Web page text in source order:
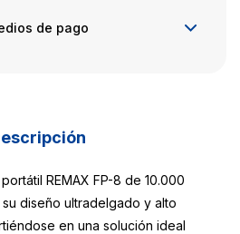
de pago
REMAX FP-8 de 10.000
diseño ultradelgado y alto
en una solución ideal